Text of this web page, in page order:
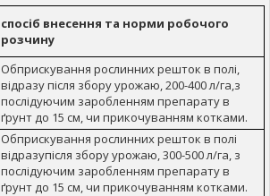
спосіб внесення та норми робочого
розчину
Обприскування рослинних решток в полі,
відразу після збору урожаю, 200-400 л/га,з
послідуючим заробленням препарату в
ґрунт до 15 см, чи прикочуванням котками.
Обприскування рослинних решток в полі
відразупісля збору урожаю, 300-500 л/га, з
послідуючим заробленням препарату в
ґрунт до 15 см, чи прикочуванням котками.